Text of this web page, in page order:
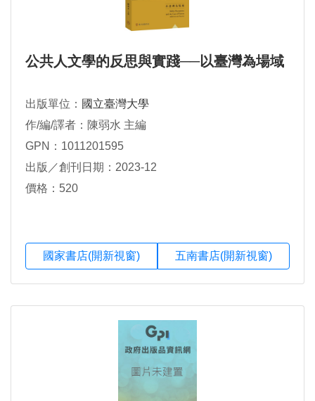
公共人文學的反思與實踐──以臺灣為場域
出版單位： 國立臺灣大學
作/編/譯者：陳弱水 主編
GPN：1011201595
出版／創刊日期：2023-12
價格：520
國家書店(開新視窗) 五南書店(開新視窗)